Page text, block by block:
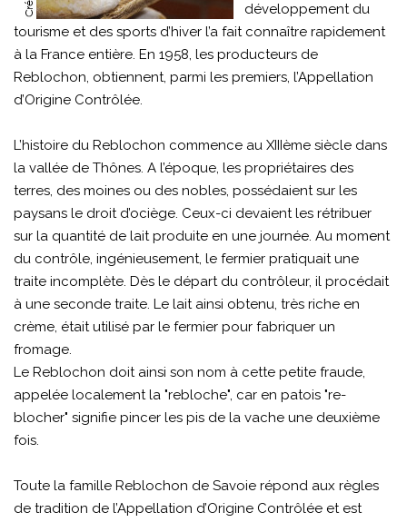
développement du
tourisme et des sports d’hiver l’a fait connaître rapidement
à la France entière. En 1958, les producteurs de
Reblochon, obtiennent, parmi les premiers, l’Appellation
d’Origine Contrôlée.
L’histoire du Reblochon commence au XIIIème siècle dans
la vallée de Thônes. A l’époque, les propriétaires des
terres, des moines ou des nobles, possédaient sur les
paysans le droit d’ociège. Ceux-ci devaient les rétribuer
sur la quantité de lait produite en une journée. Au moment
du contrôle, ingénieusement, le fermier pratiquait une
traite incomplète. Dès le départ du contrôleur, il procédait
à une seconde traite. Le lait ainsi obtenu, très riche en
crème, était utilisé par le fermier pour fabriquer un
fromage.
Le Reblochon doit ainsi son nom à cette petite fraude,
appelée localement la "rebloche", car en patois "re-
blocher" signifie pincer les pis de la vache une deuxième
fois.
Toute la famille Reblochon de Savoie répond aux règles
de tradition de l’Appellation d’Origine Contrôlée et est